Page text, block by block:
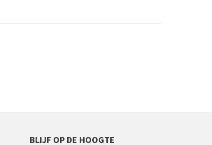
BLIJF OP DE HOOGTE